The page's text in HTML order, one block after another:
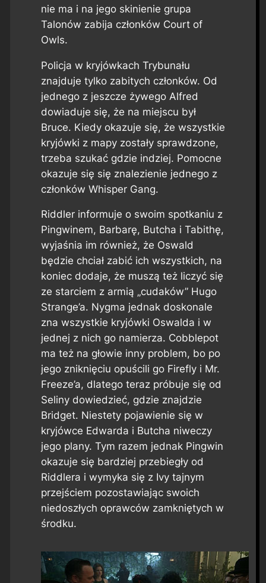
nie ma i na jego skinienie grupa
Talonów zabija członków Court of
Owls.
Policja w kryjówkach Trybunału
znajduje tylko zabitych członków. Od
jednego z jeszcze żywego Alfred
dowiaduje się, że na miejscu był
Bruce. Kiedy okazuje się, że wszystkie
kryjówki z mapy zostały sprawdzone,
trzeba szukać gdzie indziej. Pomocne
okazuje się się znalezienie jednego z
członków Whisper Gang.
Riddler informuje o swoim spotkaniu z
Pingwinem, Barbarę, Butcha i Tabithę,
wyjaśnia im również, że Oswald
będzie chciał zabić ich wszystkich, na
koniec dodaje, że muszą też liczyć się
ze starciem z armią „cudaków” Hugo
Strange’a. Nygma jednak doskonale
zna wszystkie kryjówki Oswalda i w
jednej z nich go namierza. Cobblepot
ma też na głowie inny problem, bo po
jego zniknięciu opuścili go Firefly i Mr.
Freeze’a, dlatego teraz próbuje się od
Seliny dowiedzieć, gdzie znajdzie
Bridget. Niestety pojawienie się w
kryjówce Edwarda i Butcha niweczy
jego plany. Tym razem jednak Pingwin
okazuje się bardziej przebiegły od
Riddlera i wymyka się z Ivy tajnym
przejściem pozostawiając swoich
niedoszłych oprawców zamkniętych w
środku.